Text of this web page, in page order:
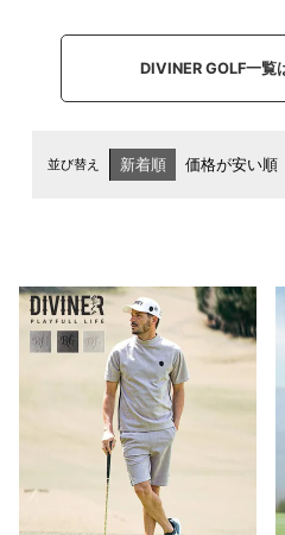
DIVINER GOLF一覧
並び替え 新着順 価格が安い順